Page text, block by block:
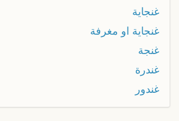
غنجاية
غنجاية او مغرفة
غنجة
غندرة
غندور